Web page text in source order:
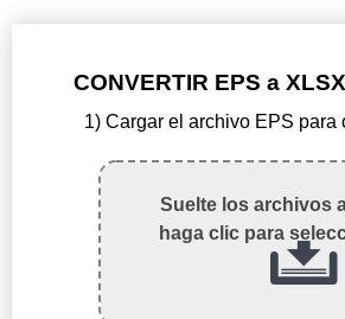
CONVERTIR EPS a
1) Cargar el archivo EPS para
Suelte los archivos
haga clic para